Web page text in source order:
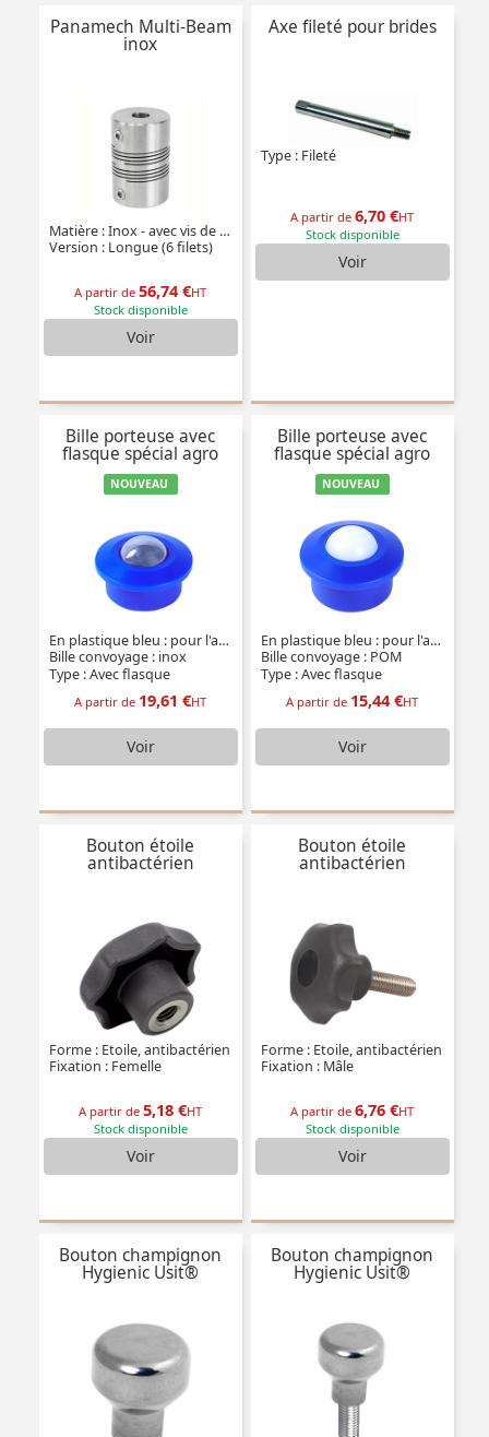
Panamech Multi-Beam
inox
Matière : Inox - avec vis de pression
Version : Longue (6 filets)
A partir de56,74 €HT
Stock disponible
Voir
Axe fileté pour brides
Type : Fileté
A partir de6,70 €HT
Stock disponible
Voir
Bille porteuse avec
flasque spécial agro
NOUVEAU
En plastique bleu : pour l'agro-alimentaire
Bille convoyage : inox
Type : Avec flasque
A partir de 19,61 €HT
Voir
Bille porteuse avec
flasque spécial agro
NOUVEAU
En plastique bleu : pour l'agro-alimentaire
Bille convoyage : POM
Type : Avec flasque
A partir de 15,44 €HT
Voir
Bouton étoile
antibactérien
Forme : Etoile, antibactérien
Fixation : Femelle
A partir de5,18 €HT
Stock disponible
Voir
Bouton étoile
antibactérien
Forme : Etoile, antibactérien
Fixation : Mâle
A partir de6,76 €HT
Stock disponible
Voir
Bouton champignon
Hygienic Usit®
Bouton champignon
Hygienic Usit®